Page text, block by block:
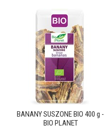
BANANY SUSZONE BIO 400 g -
BIO PLANET